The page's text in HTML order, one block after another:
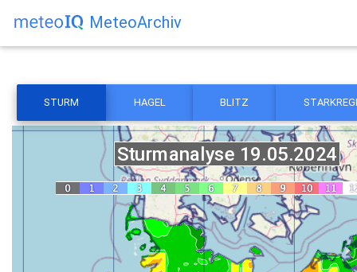
MeteoArchiv
STURM HAGEL BLITZ